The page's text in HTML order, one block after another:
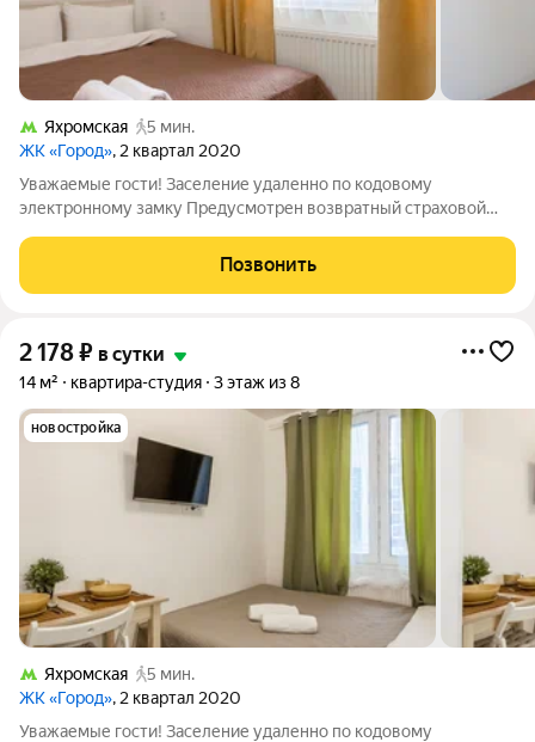
Яхромская
5 мин.
ЖК «Город», 2 квартал 2020
Уважаемые гости! Заселение удаленно по кодовому
электронному замку Предусмотрен возвратный страховой
принятия квартиры горничной. В случае нарушения правил
проживания, либо порчу имущества залог
Позвонить
2 178₽ в сутки
14 м² квартира-студия 3 этаж из 8
новостройка
Яхромская
5 мин.
ЖК «Город», 2 квартал 2020
Уважаемые гости! Заселение удаленно по кодовому